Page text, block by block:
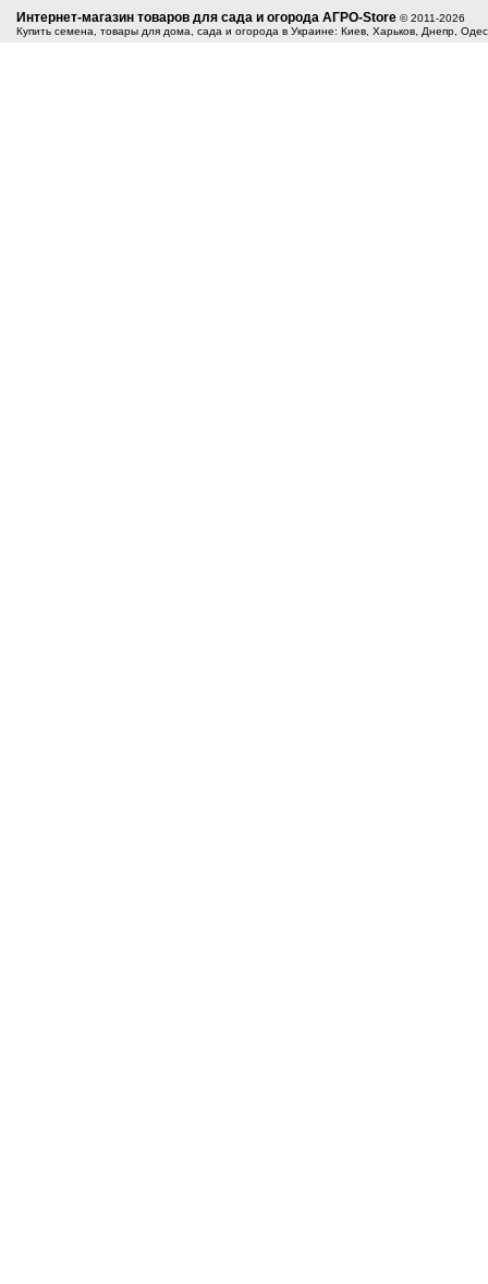
Интернет-магазин товаров для сада и огорода АГРО-Store © 2011-2026
Купить семена, товары для дома, сада и огорода в Украине: Киев, Харьков, Днепр,